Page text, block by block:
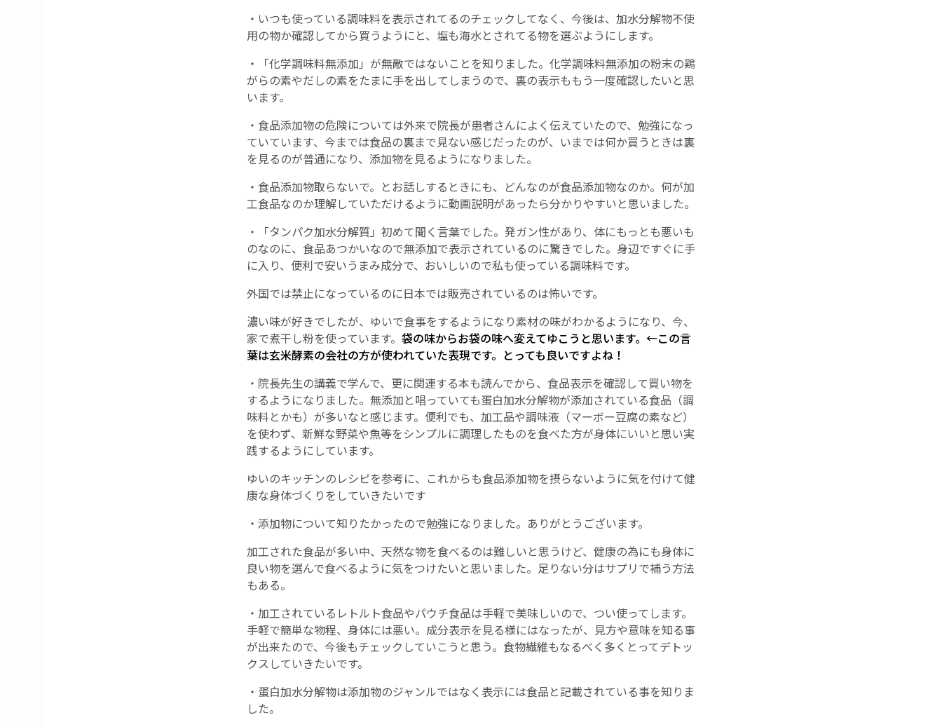
・いつも使っている調味料を表示されてるのチェックしてなく、今後は、加水分解物不使
用の物か確認してから買うようにと、塩も海水とされてる物を選ぶようにします。
・「化学調味料無添加」が無敵ではないことを知りました。化学調味料無添加の粉末の鶏
がらの素やだしの素をたまに手を出してしまうので、裏の表示ももう一度確認したいと思
います。
・食品添加物の危険については外来で院長が患者さんによく伝えていたので、勉強になっ
ていています、今までは食品の裏まで見ない感じだったのが、いまでは何か買うときは裏
を見るのが普通になり、添加物を見るようになりました。
・食品添加物取らないで。とお話しするときにも、どんなのが食品添加物なのか。何が加
工食品なのか理解していただけるように動画説明があったら分かりやすいと思いました。
・「タンパク加水分解質」初めて聞く言葉でした。発ガン性があり、体にもっとも悪いも
のなのに、食品あつかいなので無添加で表示されているのに驚きでした。身辺ですぐに手
に入り、便利で安いうまみ成分で、おいしいので私も使っている調味料です。
外国では禁止になっているのに日本では販売されているのは怖いです。
濃い味が好きでしたが、ゆいで食事をするようになり素材の味がわかるようになり、今、
家で煮干し粉を使っています。 袋の味からお袋の味へ変えてゆこうと思います。←この言
葉は玄米酵素の会社の方が使われていた表現です。とっても良いですよね！
・院長先生の講義で学んで、更に関連する本も読んでから、食品表示を確認して買い物を
するようになりました。無添加と唱っていても蛋白加水分解物が添加されている食品（調
味料とかも）が多いなと感じます。便利でも、加工品や調味液（マーボー豆腐の素など）
を使わず、新鮮な野菜や魚等をシンプルに調理したものを食べた方が身体にいいと思い実
践するようにしています。
ゆいのキッチンのレシピを参考に、これからも食品添加物を摂らないように気を付けて健
康な身体づくりをしていきたいです
・添加物について知りたかったので勉強になりました。ありがとうございます。
加工された食品が多い中、天然な物を食べるのは難しいと思うけど、健康の為にも身体に
良い物を選んで食べるように気をつけたいと思いました。足りない分はサプリで補う方法
もある。
・加工されているレトルト食品やパウチ食品は手軽で美味しいので、つい使ってします。
手軽で簡単な物程、身体には悪い。成分表示を見る様にはなったが、見方や意味を知る事
が出来たので、今後もチェックしていこうと思う。食物繊維もなるべく多くとってデトッ
クスしていきたいです。
・蛋白加水分解物は添加物のジャンルではなく表示には食品と記載されている事を知りま
した。